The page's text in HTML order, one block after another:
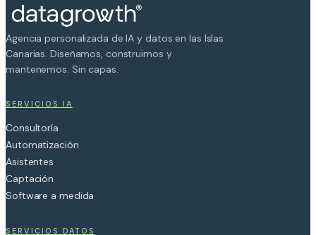
Agencia personalizada de IA y datos en las Islas
Canarias. Diseñamos, construimos y
mantenemos. Sin capas.
SERVICIOS IA
Consultoría
Automatización
Asistentes
Captación
Software a medida
SERVICIOS DATOS